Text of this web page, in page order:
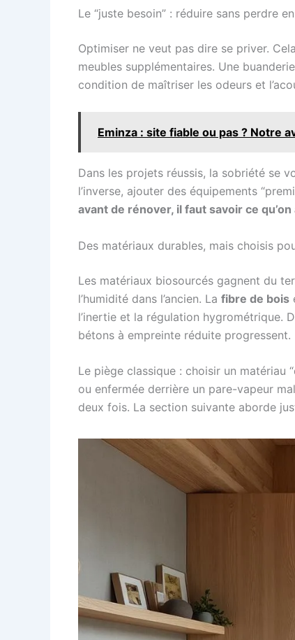
Le “juste besoin” : réduire sans perdre
Optimiser ne veut pas dire se priver.
meubles supplémentaires. Une
condition de maîtriser les odeurs et
Eminza : site fiable ou pas ? Notre
Dans les projets réussis, la sobriété se
l’inverse, ajouter des équipements
avant de rénover, il faut savoir ce
Des matériaux durables, mais choisis
Les matériaux biosourcés gagnent du
l’humidité dans l’ancien. La fibre de bois
l’inertie et la régulation hygrométrique.
bétons à empreinte réduite progressent.
Le piège classique : choisir un matériau
ou enfermée derrière un pare-vapeur
deux fois. La section suivante aborde